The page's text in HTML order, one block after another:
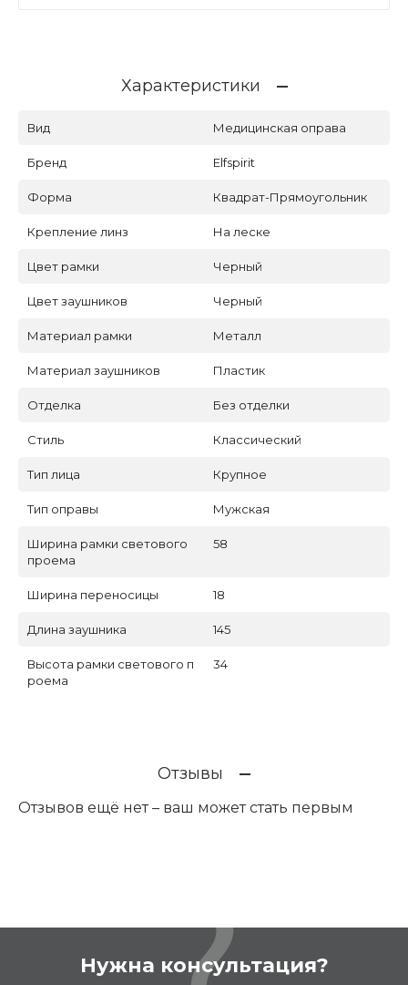
Характеристики
Вид Медицинская оправа
Бренд Elfspirit
Форма Квадрат-Прямоугольник
Крепление линз На леске
Цвет рамки Черный
Цвет заушников Черный
Материал рамки Металл
Материал заушников Пластик
Отделка Без отделки
Стиль Классический
Тип лица Крупное
Тип оправы Мужская
Ширина рамки светового
проема
58
Ширина переносицы 18
Длина заушника 145
Высота рамки светового п
роема
34
Отзывы
Отзывов ещё нет – ваш может стать первым
Нужна консультация?